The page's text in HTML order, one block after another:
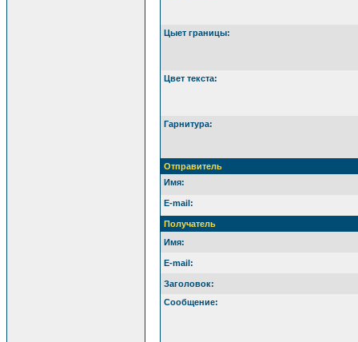
Цыет границы:
Цвет текста:
Гарнитура:
Отправитель
Имя:
E-mail:
Получатель
Имя:
E-mail:
Заголовок:
Сообщение: